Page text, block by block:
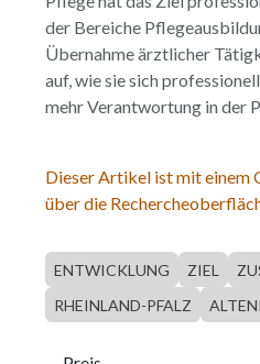
der Bereiche
Übernahme ärztlicher
auf, wie sie sich
mehr Verantwortung in der
Dieser Artikel ist mit einem
über die
ENTWICKLUNG ZIEL
RHEINLAND-PFALZ